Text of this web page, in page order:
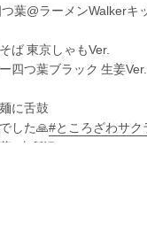
葉@ラーメンWalkerキ
ば 東京しゃもVer.
四つ葉ブラック 生姜Ver.
に舌鼓
した🙏#ところざわサク
#東所沢